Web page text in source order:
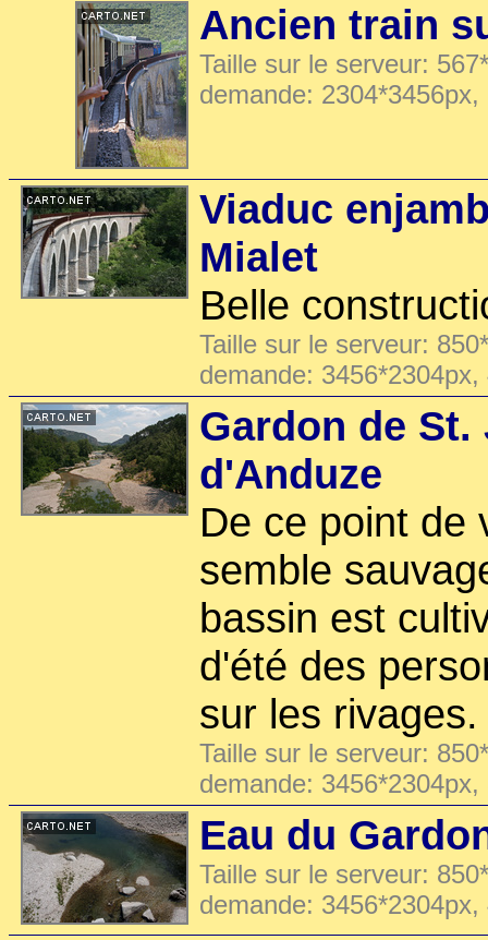
Ancien train
Taille sur le serveur:
demande:
Viaduc
Mialet
Belle
Taille sur le serveur:
demande:
Gardon de St.
d'Anduze
De ce point de
semble
bassin est
d'été des
sur les rivages.
Taille sur le serveur:
demande:
Eau du
Taille sur le serveur:
demande: